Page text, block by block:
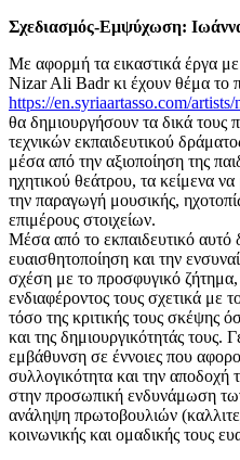
Σχεδιασμός-Εμψύχωση:
Με αφορμή τα εικαστικά έργα
Nizar Ali Badr κι έχουν θέμα το
https://en.syriaartasso.com/
θα δημιουργήσουν τα δικά τους
τεχνικών εκπαιδευτικού
μέσα από την αξιοποίηση της
ηχητικού θεάτρου, τα κείμενα
την παραγωγή μουσικής,
επιμέρους στοιχείων.
Μέσα από το εκπαιδευτικό
ευαισθητοποίηση και την
σχέση με το προσφυγικό
ενδιαφέροντος τους σχετικά με
τόσο της κριτικής τους σκέψης
και της δημιουργικότητάς τους.
εμβάθυνση σε έννοιες που
συλλογικότητα και την αποδοχή
στην προσωπική ενδυνάμωση
ανάληψη πρωτοβουλιών
κοινωνικής και ομαδικής τους